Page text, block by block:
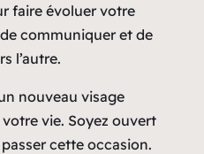
faire évoluer votre
communiquer et de
l’autre.
nouveau visage
vie. Soyez ouvert
cette occasion.